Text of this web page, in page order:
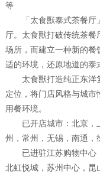
等
「太食獸泰式茶餐厅
厅。太食獸打破传统茶餐
场所，而建立一种新的
适的环境，还原地道的泰
太食獸打造纯正东洋
定位，将门店风格与城
用餐环境。
已开店城市：北京，
州，常州，无锡，南通，
已进驻江苏购物中心
北虹悦城，苏州中心，昆